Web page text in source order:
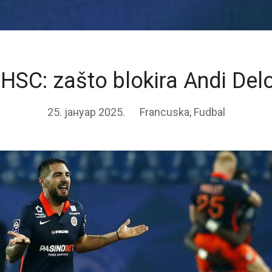
zašto blokira Andi
25. јануар 2025. Francuska, Fudbal